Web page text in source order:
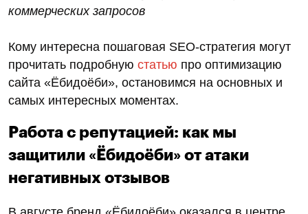
Рис. 4.Улучшение позиций в поиске (место,
которое занимает сайт в результатах поиска по
запросу пользователя)
Может дело в бренде?
Безусловно, у «Ёбидоёби» сильный маркетинг,